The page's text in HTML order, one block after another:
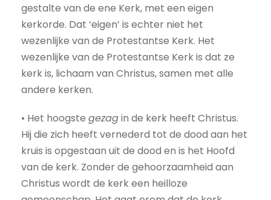
gestalte van de ene Kerk, met een eigen
kerkorde. Dat ‘eigen’ is echter niet het
wezenlijke van de Protestantse Kerk. Het
wezenlijke van de Protestantse Kerk is dat ze
kerk is, lichaam van Christus, samen met alle
andere kerken.
• Het hoogste gezagin de kerk heeft Christus.
Hij die zich heeft vernederd tot de dood aan het
kruis is opgestaan uit de dood en is het Hoofd
van de kerk. Zonder de gehoorzaamheid aan
Christus wordt de kerk een heilloze